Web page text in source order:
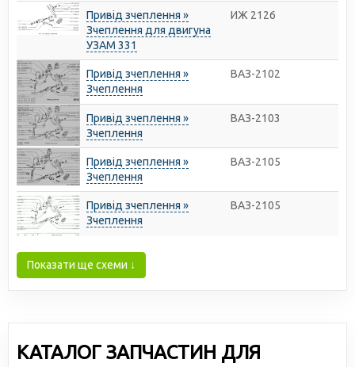
Привід зчеплення »
Зчеплення для двигуна
УЗАМ 331
ИЖ 2126
Привід зчеплення »
Зчеплення
ВАЗ-2102
Привід зчеплення »
Зчеплення
ВАЗ-2103
Привід зчеплення »
Зчеплення
ВАЗ-2105
Привід зчеплення »
Зчеплення
ВАЗ-2105
Показати ще схеми ↓
КАТАЛОГ ЗАПЧАСТИН ДЛЯ